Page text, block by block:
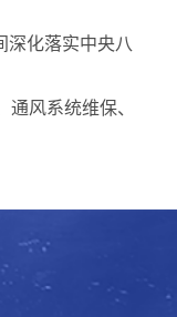
深化落实中央八
风系统维保、